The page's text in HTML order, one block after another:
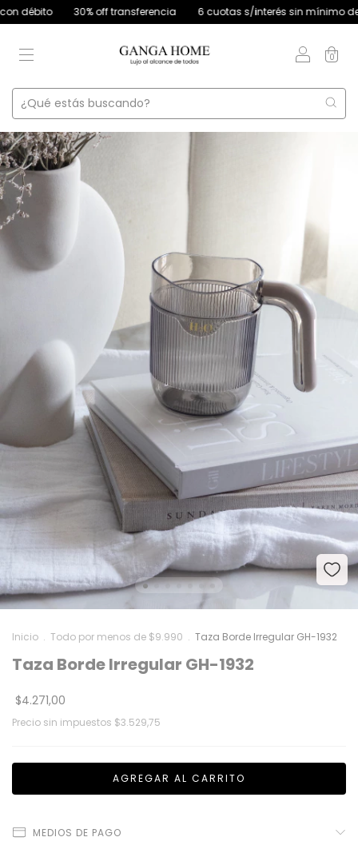
30% off transferencia 6 cuotas s/interés sin mínimo de
0
Inicio . Todo por menos de $9.990 . Taza Borde Irregular GH-1932
Taza Borde Irregular GH-1932
$4.271,00
Precio sin impuestos $3.529,75
MEDIOS DE PAGO